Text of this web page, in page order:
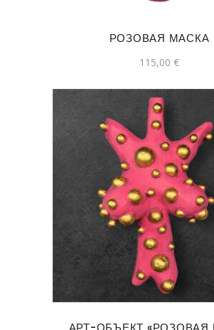
РОЗОВАЯ МАСКА
115,00 €